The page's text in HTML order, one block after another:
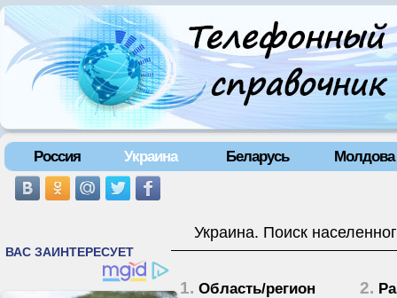
Россия Украина Беларусь Молдова
Украина. Поиск
1. Область/регион 2.